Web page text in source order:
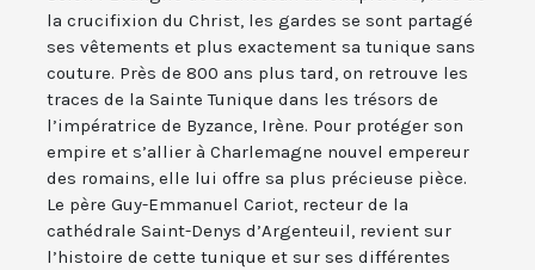
la crucifixion du Christ, les gardes se sont partagé
ses vêtements et plus exactement sa tunique sans
couture. Près de 800 ans plus tard, on retrouve les
traces de la Sainte Tunique dans les trésors de
l’impératrice de Byzance, Irène. Pour protéger son
empire et s’allier à Charlemagne nouvel empereur
des romains, elle lui offre sa plus précieuse pièce.
Le père Guy-Emmanuel Cariot, recteur de la
cathédrale Saint-Denys d’Argenteuil, revient sur
l’histoire de cette tunique et sur ses différentes